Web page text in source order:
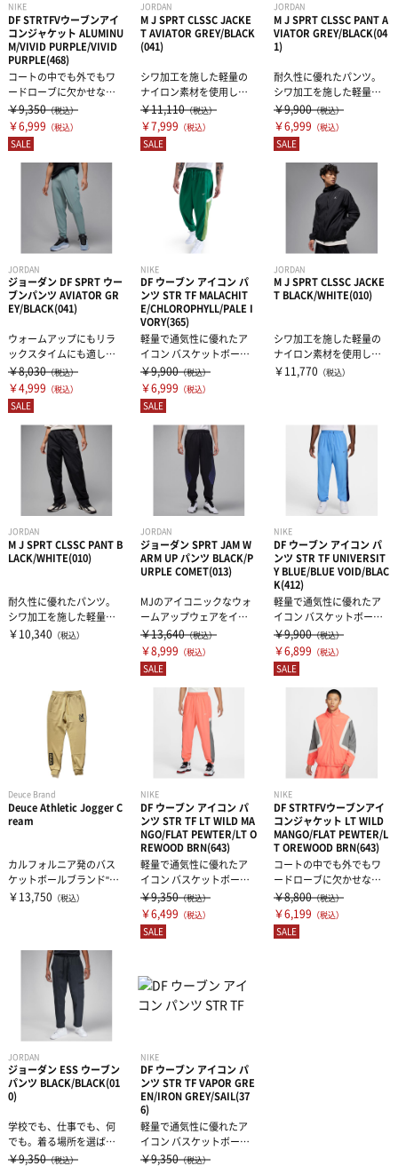
NIKE
DF STRTFVウーブンアイ
コンジャケット ALUMINU
M/VIVID PURPLE/VIVID
PURPLE(468)
コートの中でも外でもワ
ードローブに欠かせな
い、軽量で通気性に優れ
たアイコン ジャ...
￥9,350（税込）
￥6,999 （税込）
SALE
JORDAN
M J SPRT CLSSC JACKE
T AVIATOR GREY/BLACK
(041)
シワ加工を施した軽量の
ナイロン素材を使用し、
クラシックなトラックス
ーツスタイルに...
￥11,110（税込）
￥7,999 （税込）
SALE
JORDAN
M J SPRT CLSSC PANT A
VIATOR GREY/BLACK(04
1)
耐久性に優れたパンツ。
シワ加工を施した軽量の
ナイロン素材を使用し、
クラシックなト...
￥9,900（税込）
￥6,999 （税込）
SALE
JORDAN
ジョーダン DF SPRT ウー
ブンパンツ AVIATOR GR
EY/BLACK(041)
ウォームアップにもリラ
ックスタイムにも適し
た、軽量で動きやすいデ
ザイン。このスト...
￥8,030（税込）
￥4,999 （税込）
SALE
NIKE
DF ウーブン アイコン パ
ンツ STR TF MALACHIT
E/CHLOROPHYLL/PALE I
VORY(365)
軽量で通気性に優れたア
イコン バスケットボール
パンツ。速乾性に優れた
ウーブンシェ...
￥9,900（税込）
￥6,999 （税込）
SALE
JORDAN
M J SPRT CLSSC JACKE
T BLACK/WHITE(010)
シワ加工を施した軽量の
ナイロン素材を使用し、
クラシックなトラックス
￥11,770 （税込）
JORDAN
M J SPRT CLSSC PANT B
LACK/WHITE(010)
耐久性に優れたパンツ。
シワ加工を施した軽量の
ナイロン素材を使用し、
￥10,340 （税込）
JORDAN
ジョーダン SPRT JAM W
ARM UP パンツ BLACK/P
URPLE COMET(013)
MJのアイコニックなウォ
ームアップウェアをイメ
ージしたスタイルに着替
えよう。 撥...
￥13,640（税込）
￥8,999 （税込）
SALE
NIKE
DF ウーブン アイコン パ
ンツ STR TF UNIVERSIT
Y BLUE/BLUE VOID/BLAC
K(412)
軽量で通気性に優れたア
イコン バスケットボール
パンツ。速乾性に優れた
ウーブンシェ...
￥9,900（税込）
￥6,899 （税込）
SALE
Deuce Brand
Deuce Athletic Jogger C
ream
カルフォルニア発のバス
ケットボールブランド"De
uce Brand（デュースブ
￥13,750 （税込）
NIKE
DF ウーブン アイコン パ
ンツ STR TF LT WILD MA
NGO/FLAT PEWTER/LT O
REWOOD BRN(643)
軽量で通気性に優れたア
イコン バスケットボール
パンツ。速乾性に優れた
ウーブンシェ...
￥9,350（税込）
￥6,499 （税込）
SALE
NIKE
DF STRTFVウーブンアイ
コンジャケット LT WILD
MANGO/FLAT PEWTER/L
T OREWOOD BRN(643)
コートの中でも外でもワ
ードローブに欠かせな
い、軽量で通気性に優れ
たアイコン ジャ...
￥8,800（税込）
￥6,199 （税込）
SALE
JORDAN
ジョーダン ESS ウーブン
パンツ BLACK/BLACK(01
0)
学校でも、仕事でも、何
でも。着る場所を選ばな
いパンツです。中央の縫
￥9,350（税込）
NIKE
DF ウーブン アイコン パ
ンツ STR TF VAPOR GRE
EN/IRON GREY/SAIL(37
6)
軽量で通気性に優れたア
イコン バスケットボール
パンツ。速乾性に優れた
￥9,350（税込）